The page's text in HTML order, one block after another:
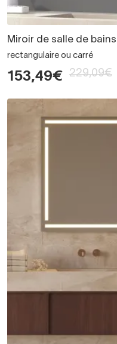
Miroir de salle de
rectangulaire ou carré
153,49€ 229,09€